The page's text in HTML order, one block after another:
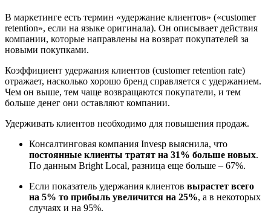
В маркетинге есть термин «удержание клиентов» («customer
retention», если на языке оригинала). Он описывает действия
компании, которые направлены на возврат покупателей за
новыми покупками.
Коэффициент удержания клиентов (customer retention rate)
отражает, насколько хорошо бренд справляется с удержанием.
Чем он выше, тем чаще возвращаются покупатели, и тем
больше денег они оставляют компании.
Удерживать клиентов необходимо для повышения продаж.
Консалтинговая компания Invesp выяснила, что
постоянные клиенты тратят на 31% больше новых.
По данным Bright Local, разница еще больше – 67%.
Если показатель удержания клиентов вырастет всего
на 5% то прибыль увеличится на 25%, а в некоторых
случаях и на 95%.